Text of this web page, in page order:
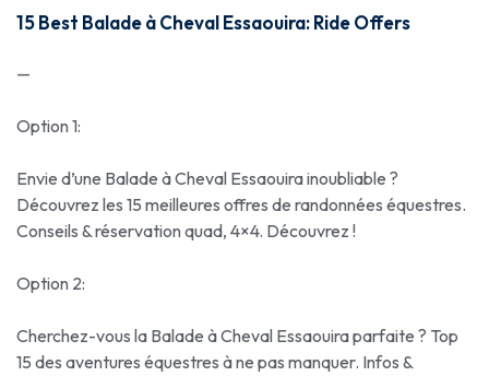
15 Best Balade à Cheval Essaouira: Ride Offers
—
Option 1:
Envie d’une Balade à Cheval Essaouira inoubliable ?
Découvrez les 15 meilleures offres de randonnées équestres.
Conseils & réservation quad, 4×4. Découvrez !
Option 2:
Cherchez-vous la Balade à Cheval Essaouira parfaite ? Top
15 des aventures équestres à ne pas manquer. Infos &